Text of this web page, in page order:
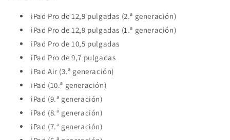
iPad Pro de 12,9 pulgadas (2.ª generación)
iPad Pro de 12,9 pulgadas (1.ª generación)
iPad Pro de 10,5 pulgadas
iPad Pro de 9,7 pulgadas
iPad Air (3.ª generación)
iPad (10.ª generación)
iPad (9.ª generación)
iPad (8.ª generación)
iPad (7.ª generación)